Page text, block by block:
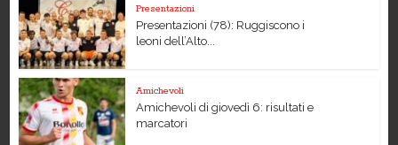
Presentazioni
Presentazioni (78): Ruggiscono i
leoni dell’Alto...
Amichevoli
Amichevoli di giovedì 6: risultati e
marcatori